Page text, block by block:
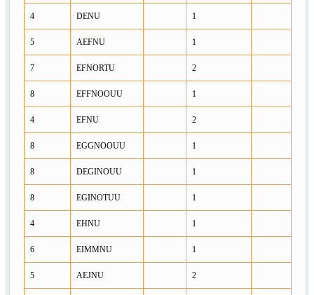
4 DENU 1
5 AEFNU 1
7 EFNORTU 2
8 EFFNOOUU 1
4 EFNU 2
8 EGGNOOUU 1
8 DEGINOUU 1
8 EGINOTUU 1
4 EHNU 1
6 EIMMNU 1
5 AEJNU 2